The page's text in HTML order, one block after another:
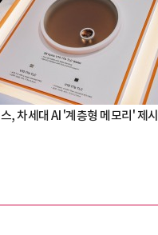
, 차세대 AI '계층형 메모리' 제시